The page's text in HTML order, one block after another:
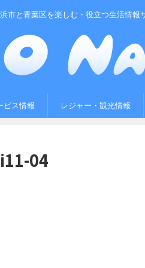
市と青葉区を楽しむ・役立つ生活情報
ビス情報 レジャー・観光情報
04